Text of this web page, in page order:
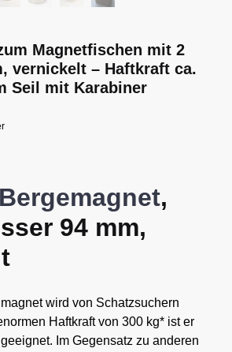
Magnetfischen mit 2
vernickelt – Haftkraft ca.
Seil mit Karabiner
,
94 mm,
wird von Schatzsuchern
Haftkraft von 300 kg* ist er
Im Gegensatz zu anderen